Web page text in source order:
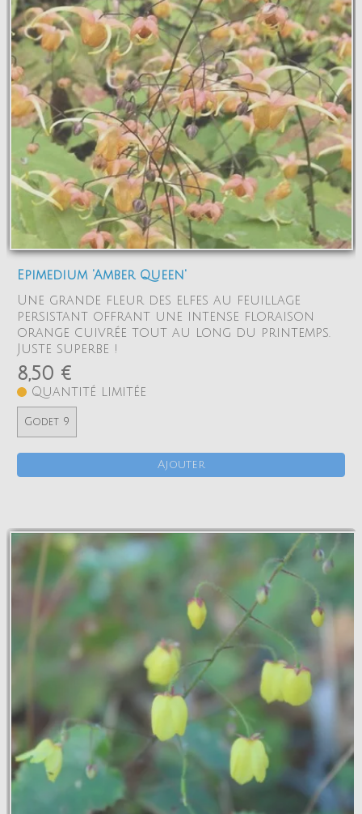
Epimedium 'Amber Queen'
Une grande fleur des elfes au feuillage
persistant offrant une intense floraison
orange cuivrée tout au long du printemps.
Juste superbe !
8,50 €
Quantité limitée
Godet 9
Ajouter